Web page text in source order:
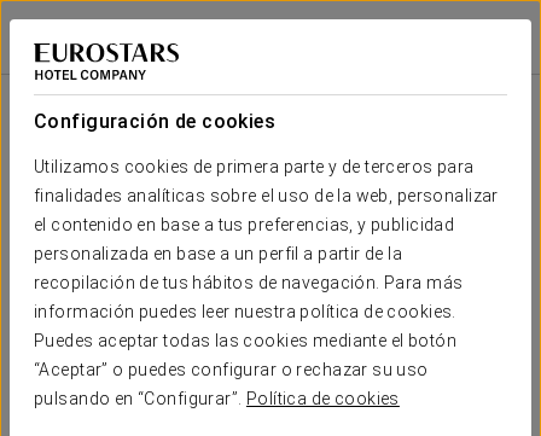
Configuración de cookies
Utilizamos cookies de primera parte y de terceros para
finalidades analíticas sobre el uso de la web, personalizar
el contenido en base a tus preferencias, y publicidad
personalizada en base a un perfil a partir de la
recopilación de tus hábitos de navegación. Para más
información puedes leer nuestra política de cookies.
Puedes aceptar todas las cookies mediante el botón
“Aceptar” o puedes configurar o rechazar su uso
pulsando en “Configurar”.
Política de cookies
Eurostars Matera La Suite
MATERA
Tu evento en
SOLICITAR PRESUPUESTO
Sala
U
Sala
meeting
2
x m
altura
- 40 50 - - -